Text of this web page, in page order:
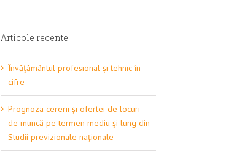
Articole recente
Învăţământul profesional și tehnic în
cifre
Prognoza cererii şi ofertei de locuri
de muncă pe termen mediu şi lung din
Studii previzionale naţionale